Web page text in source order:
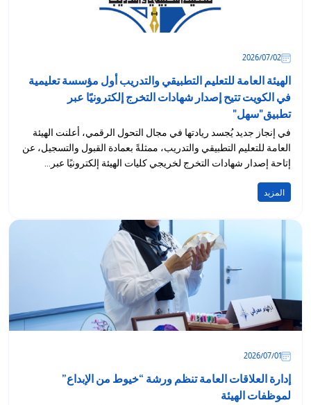
02‏/07‏/2026
الهيئة العامة للتعليم التطبيقي والتدريب أول مؤسسة تعليمية
في الكويت تتيح إصدار شهادات التخرج إلكترونيًا عبر
تطبيق"سهل"
في إنجاز جديد يُجسد ريادتها في مجال التحول الرقمي، أعلنت الهيئة
العامة للتعليم التطبيقي والتدريب، ممثلةً بعمادة القبول والتسجيل، عن
إتاحة إصدار شهادات التخرج لخريجي كليات الهيئة إلكترونيًا عبر...
المزيد
01‏/07‏/2026
إدارة العلاقات العامة تنظم ورشة “خيوط من الإبداع”
لموظفات الهيئة